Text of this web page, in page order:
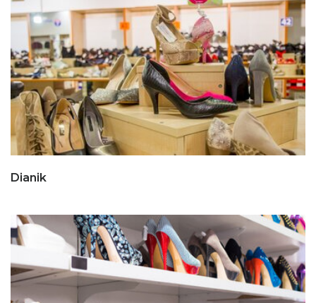
Dianik